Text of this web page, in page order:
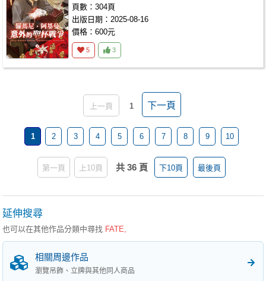
頁數：304頁
出版日期：2025-08-16
價格：600元
5 3
上一頁 1 下一頁
1 2 3 4 5 6 7 8 9 10
第一頁 上10頁 共 36 頁 下10頁 最後頁
延伸搜尋
也可以在其他作品分類中尋找 FATE,
相關周邊作品
瀏覽吊飾、立牌與其他同人商品